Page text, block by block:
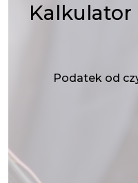
Kalkulator
Podatek od